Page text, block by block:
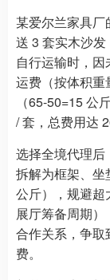
某爱尔兰家具
送 3 套实木沙
自行运输时，
运费（按体积重
（65-50=15 公
/ 套，总费用达
选择全境代理
拆解为框架、坐
公斤），规避超
展厅筹备周期
合作关系，争
费。